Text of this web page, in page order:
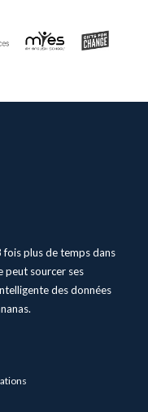
fois plus de temps dans
peut sourcer ses
des données